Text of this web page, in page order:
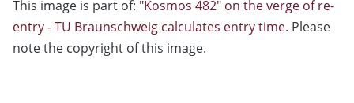
This image is part of: "Kosmos 482" on the verge of re-
entry - TU Braunschweig calculates entry time. Please
note the copyright of this image.